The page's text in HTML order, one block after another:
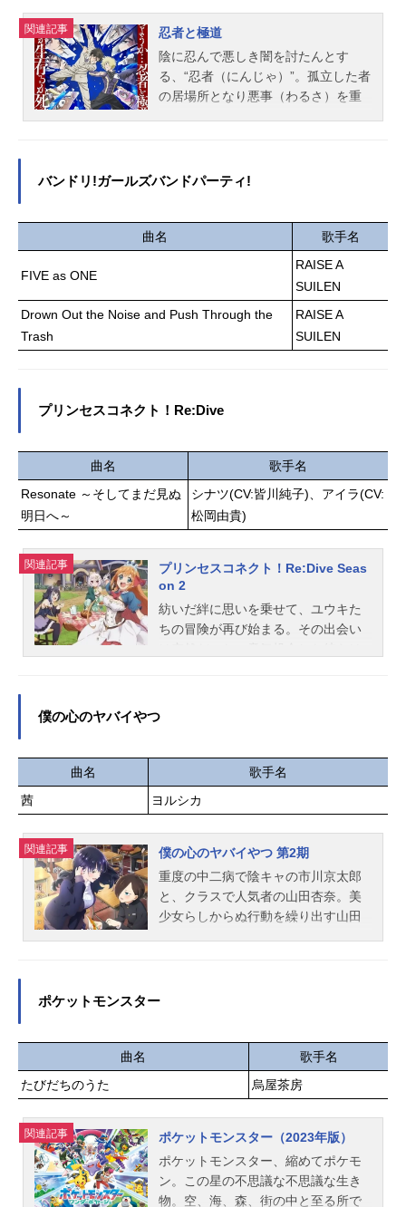
イヤーは彼らのホロウ探索に協力
果たす。またその過程で、彼らの物
語にも深く介入していく。作品名ゼ
ンレスゾーンゼロスケジュール2024
年7月4...
帝の真意とは。自分の存在を探し求
め、ウィンは歩み出す。作品名Duel
MastersLOST～忘却の太陽～放送形
態配信シリーズDuelMastersLOST～
追憶の水晶～スケジュール2026年2
ニイカ：菱川花菜クリスタ：井上ほ
九矢ワユミ：伊瀬茉莉也葉山メグ
ル：白井悠介アビスベル＝ジャシン
帝：羽多野渉ドリーム・ボルメテウ
ス・ホワイト・ドラゴン：加瀬康之
ボルシャック・バクテラス：藤井隼
スタッフ原作：松本しげのぶ×作画：
金林洋（小学館「週刊コロコロコミ
案：...
関連記事
忍者と極道
陰に忍んで悪しき闇を討たんとす
る、“忍者（にんじゃ）”。孤⽴した者
の居場所となり悪事（わるさ）を重
再び燃え盛ろうとしていた――。ト
はエリート会社員ながら裏社会（ウ
ラ）を取り仕切る極道・輝村極道
の話題で意気投合した⼆⼈は、互い
の正体を知らぬまま友情を深めてい
くのだが……。忍者と極道、両者の
戦争が激化する中、その“運命（さだ
き）るか死滅（くたば）るか!!!作品
ジュール2025年10月7日（火）〜202
5年12月23日（火）日本テレビにて
話数全12話キャスト多仲忍者：小林
千晃輝村極道：小西克幸ガムテ：上
坂すみれ神賽惨蔵：森川智之 小野
芹菜 ボルケーノ太田 金元寿子璃
刃壊左：大塚芳忠祭下陽日：内田雄
馬病田色：花澤香菜覇世川左虎：古
川慎邪樹右龍：安元洋貴雄鷹斗女：
井口裕香夢澤恒星：間宮康弘殺島飛
バンドリ!ガールズバンドパーティ!
曲名 歌手名
FIVE as ONE
RAISE A
SUILEN
Drown Out the Noise and Push Through the
Trash
RAISE A
SUILEN
プリンセスコネクト！Re:Dive
曲名
歌手名
Resonate ～そしてまだ見ぬ
明日へ～
シナツ(CV:皆川純子)、アイラ(CV:
松岡由貴)
関連記事
プリンセスコネクト！Re:Dive Seas
on 2
紡いだ絆に思いを乗せて、ユウキた
ちの冒険が再び始まる。その出会い
を投じ、せわしなくも穏やかな日々
を送っていた。ところが、胸に秘め
た思いはやがて交錯し、彼らはかつ
品名プリンセスコネクト！Re:DiveSe
ason2放送形態TVアニメシリーズプ
リンセスコネクト！Re:Dive（アニ
メ）スケジュール2022年1月10日
（月）～2022年3月28日（月）TOKY
井翔太ミミ：日高里菜ミソギ：諸星
すみれキョウカ：小倉唯アユミ：大
関英里サレン：堀江由衣スズメ：悠
新田恵海シオリ：小清水亜美リマ：
徳井青空リン：小岩井ことりジュ
ン：川澄綾子クリスティーナ：たか
僕の心のヤバイやつ
曲名
歌手名
茜
ヨルシカ
関連記事
僕の心のヤバイやつ 第2期
重度の中二病で陰キャの市川京太郎
と、クラスで人気者の山田杏奈。美
少女らしからぬ行動を繰り出す山田
第2期放送形態TVアニメシリーズ僕
の心のヤバイやつスケジュール2024
年1月6日（土）〜2024年3月30日
（土）テレビ朝日系全国24局ネッ
ト“NUMAnimation”枠にて話数全13話
キャスト市川京太郎：堀江瞬山田杏
奈：羊宮妃那小林ちひろ：朝井彩加
関根萌子：潘めぐみ吉田芹那：種﨑
ポケットモンスター
曲名
歌手名
たびだちのうた
烏屋茶房
関連記事
ポケットモンスター（2023年版）
ポケットモンスター、縮めてポケモ
ン。この星の不思議な不思議な生き
物。空、海、森、街の中と至る所で